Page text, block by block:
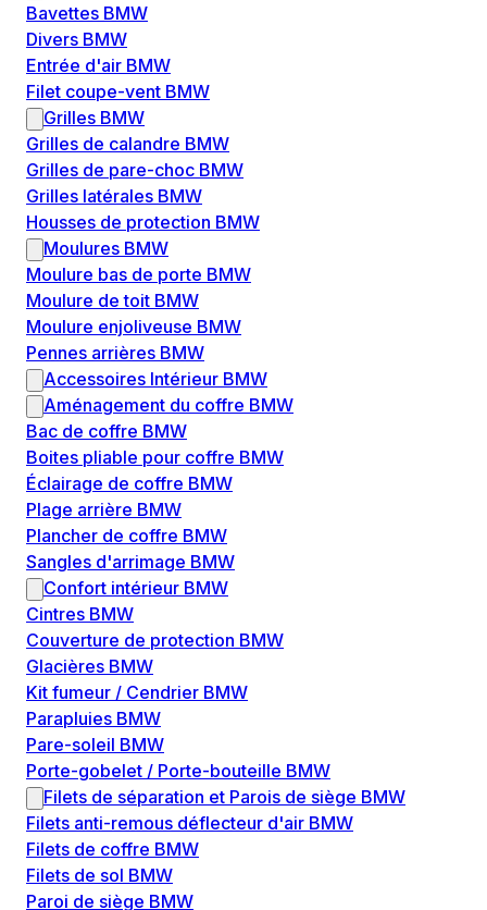
Bavettes BMW
Divers BMW
Entrée d'air BMW
Filet coupe-vent BMW
Grilles BMW
Grilles de calandre BMW
Grilles de pare-choc BMW
Grilles latérales BMW
Housses de protection BMW
Moulures BMW
Moulure bas de porte BMW
Moulure de toit BMW
Moulure enjoliveuse BMW
Pennes arrières BMW
Accessoires Intérieur BMW
Aménagement du coffre BMW
Bac de coffre BMW
Boites pliable pour coffre BMW
Éclairage de coffre BMW
Plage arrière BMW
Plancher de coffre BMW
Sangles d'arrimage BMW
Confort intérieur BMW
Cintres BMW
Couverture de protection BMW
Glacières BMW
Kit fumeur / Cendrier BMW
Parapluies BMW
Pare-soleil BMW
Porte-gobelet / Porte-bouteille BMW
Filets de séparation et Parois de siège BMW
Filets anti-remous déflecteur d'air BMW
Filets de coffre BMW
Filets de sol BMW
Paroi de siège BMW